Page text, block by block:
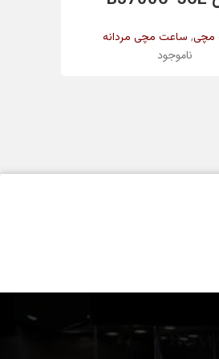
مشکی
مچی, ساعت مچی مردانه
ناموجود